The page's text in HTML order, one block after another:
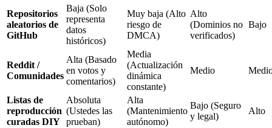
Repositorios
aleatorios de
GitHub
Baja (Solo
representa
datos
históricos)
Muy baja (Alto
riesgo de
DMCA)
Alto
(Dominios no
verificados)
Bajo
Reddit /
Comunidades
Alta (Basado
en votos y
comentarios)
Media
(Actualización
dinámica
constante)
Medio
Listas de
reproducción
curadas DIY
Absoluta
(Ustedes las
prueban)
Alta
(Mantenimiento
autónomo)
Bajo (Seguro
y legal)
Alto